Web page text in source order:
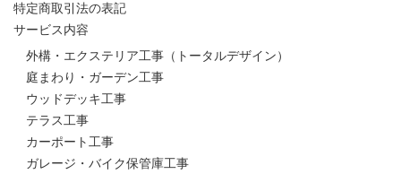
特定商取引法の表記
サービス内容
外構・エクステリア工事（トータルデザイン）
庭まわり・ガーデン工事
ウッドデッキ工事
テラス工事
カーポート工事
ガレージ・バイク保管庫工事